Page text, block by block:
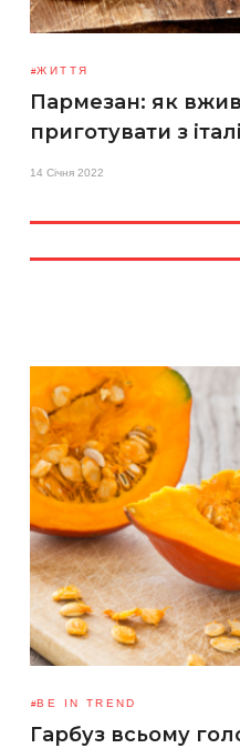
ЖИТТЯ
Пармезан: як
приготувати з
14 Січня 2022
BE IN TREND
Гарбуз всьому